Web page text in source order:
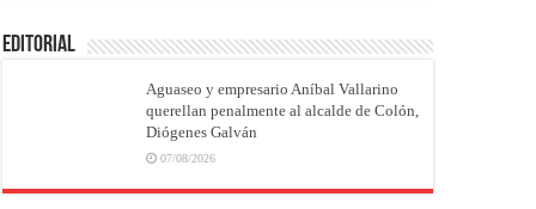
EDITORIAL
Aguaseo y empresario Aníbal Vallarino
querellan penalmente al alcalde de Colón,
Diógenes Galván
07/08/2026